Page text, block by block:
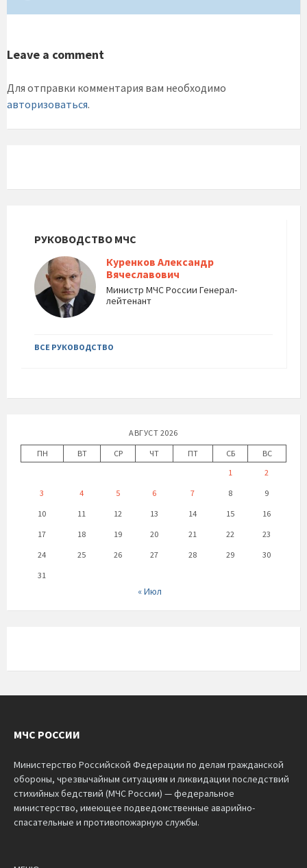
Leave a comment
Для отправки комментария вам необходимо
авторизоваться.
РУКОВОДСТВО МЧС
Куренков Александр
Вячеславович
Министр МЧС России Генерал-
лейтенант
ВСЕ РУКОВОДСТВО
АВГУСТ 2026
ПН
ВТ СР ЧТ ПТ СБ
ВС
1
2
3
4 5 6 7 8
9
10
11 12 13 14 15
16
17
18 19 20 21 22
23
24
25 26 27 28 29
30
31
« Июл
МЧС РОССИИ
Министерство Российской Федерации по делам гражданской
обороны, чрезвычайным ситуациям и ликвидации последствий
стихийных бедствий (МЧС России) — федеральное
министерство, имеющее подведомственные аварийно-
спасательные и противопожарную службы.